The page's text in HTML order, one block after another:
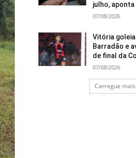
julho, aponta
07/08/2026
Vitória
Barradão e
de final da
07/08/2026
Carregue mais